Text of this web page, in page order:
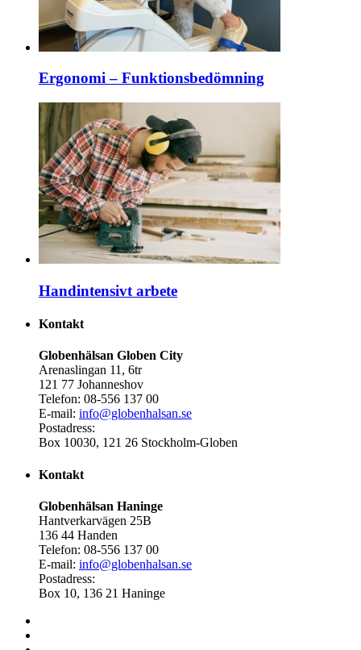
Ergonomi – Funktionsbedömning
Handintensivt arbete
Kontakt
Globenhälsan Globen City
Arenaslingan 11, 6tr
121 77 Johanneshov
Telefon: 08-556 137 00
E-mail: info@globenhalsan.se
Postadress:
Box 10030, 121 26 Stockholm-Globen
Kontakt
Globenhälsan Haninge
Hantverkarvägen 25B
136 44 Handen
Telefon: 08-556 137 00
E-mail: info@globenhalsan.se
Postadress:
Box 10, 136 21 Haninge